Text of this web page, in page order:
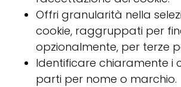
Offri granularità nella
cookie, raggruppati per
opzionalmente, per terze
Identificare chiaramente i
parti per nome o marchio.